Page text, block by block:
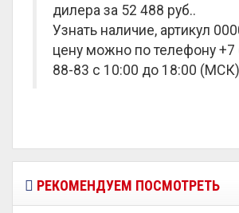
дилера за 52 488 руб..
Узнать наличие, артикул
цену можно по телефону +7
88-83 с 10:00 до 18:00
РЕКОМЕНДУЕМ ПОСМОТРЕТЬ